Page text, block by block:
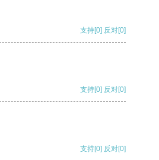
支持[0] 反对[0]
支持[0] 反对[0]
支持[0] 反对[0]